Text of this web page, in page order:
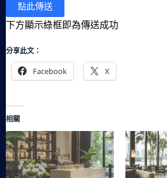
下方顯示綠框即為傳送成功
分享此文：
Facebook X
相關